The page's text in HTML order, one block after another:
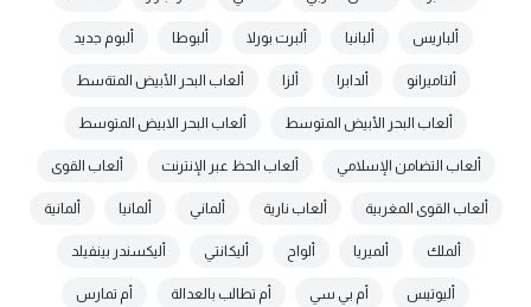
ألباريس ألبانيا ألبرت بورلا ألبوطا ألبوم جديد
ألتاميرانو ألدابرا ألزا ألعاب البحر الأبيض المتةسط
ألعاب البحر الأبيض المتوسط ألعاب البحر الابيض المتوسط
ألعاب التضامن الإسلامي ألعاب الحظ عبر الإنترنت ألعاب القوى
ألعاب القوى المغربية ألعاب نارية ألماني ألمانيا ألمانية
ألملك ألميريا ألواح أليكانتي أليكسندر بينفيلد
أليوتيس أم بي سي أم تطالب بالعدالة أم تمارس